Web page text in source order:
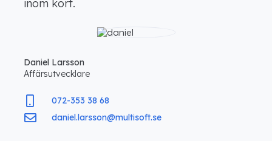
inom kort.
Daniel Larsson
Affärsutvecklare
072-353 38 68
daniel.larsson@multisoft.se